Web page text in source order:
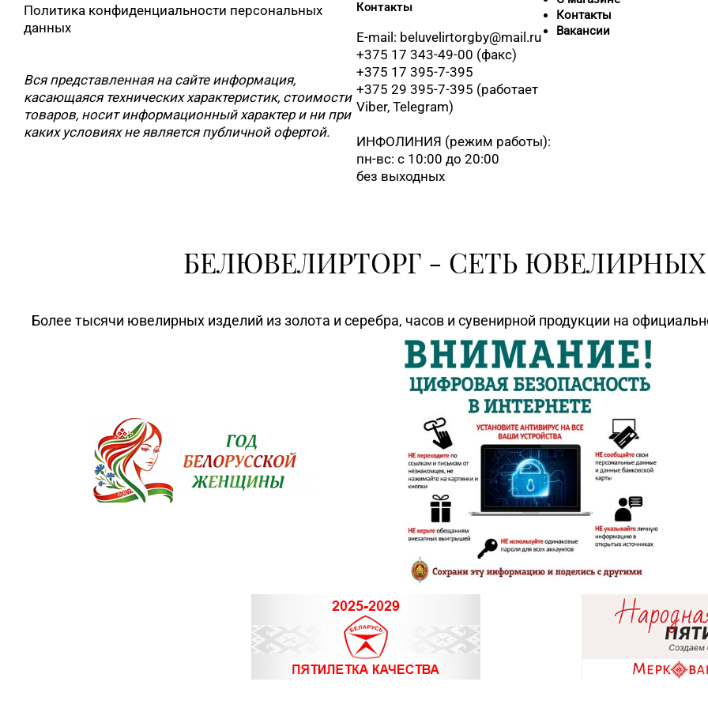
8 (0152) 71-
8 (0152) 39-
8 (01546) 5-
8 (01514) 7-
8 (01591) 7-
8 (017) 238-
8 (017) 260-
Политика конфиденциальности персональных
данных
Вся представленная на сайте информация,
касающаяся технических характеристик, стоимости
товаров, носит информационный характер и ни при
каких условиях не является публичной офертой.
Контакты
E-mail: beluvelirtorgby@mail.ru
+375 17 343-49-00 (факс)
+375 17 395-7-395
+375 29 395-7-395 (работает
Viber, Telegram)
ИНФОЛИНИЯ (режим работы):
пн-вс: с 10:00 до 20:00
без выходных
Контакты
Вакансии
БЕЛЮВЕЛИРТОРГ - СЕТЬ
Более тысячи ювелирных изделий из золота и серебра, часов и сувенирной продукции на